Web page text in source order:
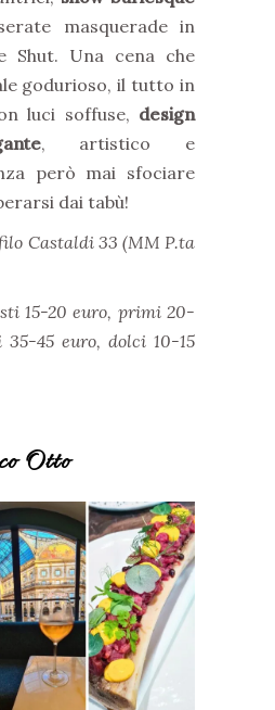
masquerade in
Shut. Una cena che
godurioso, il tutto in
luci soffuse, design
, artistico e
però mai sfociare
dai tabù!
Castaldi 33 (MM P.ta
15-20 euro, primi 20-
35-45 euro, dolci 10-15
Otto